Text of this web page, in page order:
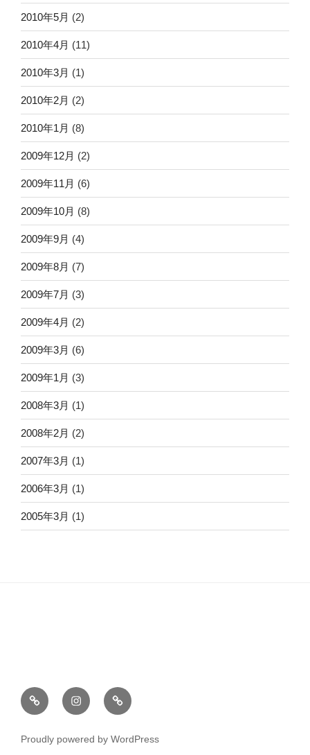
2010年5月 (2)
2010年4月 (11)
2010年3月 (1)
2010年2月 (2)
2010年1月 (8)
2009年12月 (2)
2009年11月 (6)
2009年10月 (8)
2009年9月 (4)
2009年8月 (7)
2009年7月 (3)
2009年4月 (2)
2009年3月 (6)
2009年1月 (3)
2008年3月 (1)
2008年2月 (2)
2007年3月 (1)
2006年3月 (1)
2005年3月 (1)
Twitter InstagramArtStation
Proudly powered by WordPress